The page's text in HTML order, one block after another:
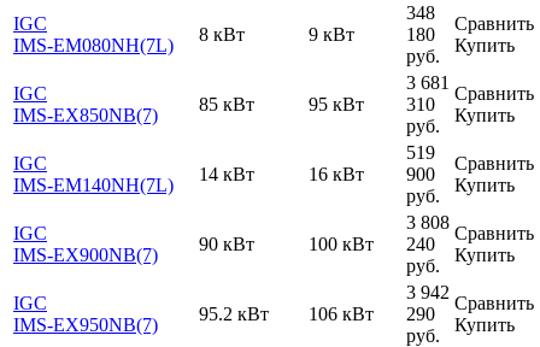
IGC
IMS-EM080NH(7L)
8 кВт 9 кВт
348
180
руб.
Сравнить
Купить
IGC
IMS-EX850NB(7)
85 кВт 95 кВт
3 681
310
руб.
Сравнить
Купить
IGC
IMS-EM140NH(7L)
14 кВт 16 кВт
519
900
руб.
Сравнить
Купить
IGC
IMS-EX900NB(7)
90 кВт 100 кВт
3 808
240
руб.
Сравнить
Купить
IGC
IMS-EX950NB(7)
95.2 кВт 106 кВт
3 942
290
руб.
Сравнить
Купить